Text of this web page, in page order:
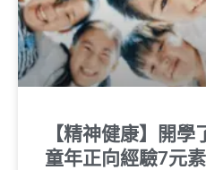
【精神健康】開
童年正向經驗7元